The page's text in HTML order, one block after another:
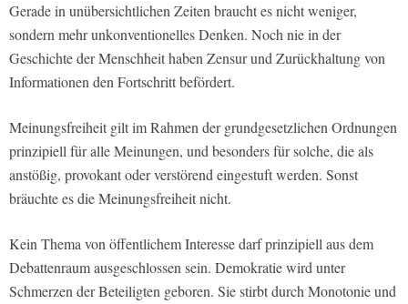
Gerade in unübersichtlichen Zeiten braucht es nicht weniger,
sondern mehr unkonventionelles Denken. Noch nie in der
Geschichte der Menschheit haben Zensur und Zurückhaltung von
Informationen den Fortschritt befördert.
Meinungsfreiheit gilt im Rahmen der grundgesetzlichen Ordnungen
prinzipiell für alle Meinungen, und besonders für solche, die als
anstößig, provokant oder verstörend eingestuft werden. Sonst
bräuchte es die Meinungsfreiheit nicht.
Kein Thema von öffentlichem Interesse darf prinzipiell aus dem
Debattenraum ausgeschlossen sein. Demokratie wird unter
Schmerzen der Beteiligten geboren. Sie stirbt durch Monotonie und